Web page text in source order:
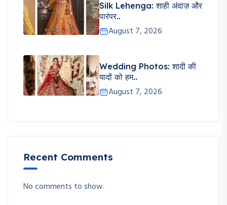
Silk Lehenga: शाही अंदाज़ और
पारंपर..
August 7, 2026
Wedding Photos: शादी की
यादों को हम..
August 7, 2026
Recent Comments
No comments to show.